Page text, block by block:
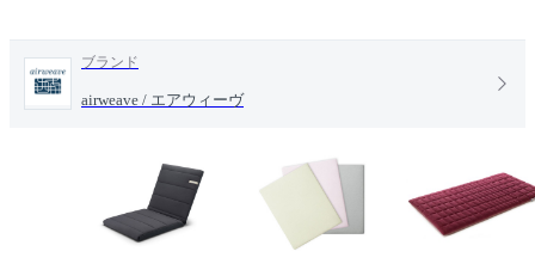
ブランド
airweave / エアウィーヴ